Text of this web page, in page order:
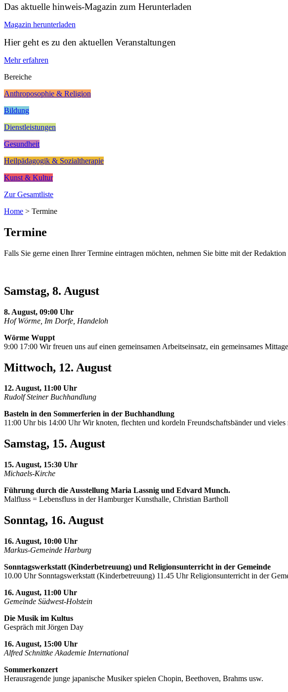
Das aktuelle hinweis-Magazin zum Herunterladen
Magazin herunterladen
Hier geht es zu den aktuellen Veranstaltungen
Mehr erfahren
Bereiche
Anthroposophie & Religion
Bildung
Dienstleistungen
Gesundheit
Heilpädagogik & Sozialtherapie
Kunst & Kultur
Zur Gesamtliste
Home > Termine
Termine
Falls Sie gerne einen Ihrer Termine eintragen möchten, nehmen Sie bitte mit der
Samstag, 8. August
8. August, 09:00 Uhr
Hof Wörme, Im Dorfe, Handeloh
Wörme Wuppt
9:00 17:00 Wir freuen uns auf einen gemeinsamen Arbeitseinsatz, ein gemeinsames
Mittwoch, 12. August
12. August, 11:00 Uhr
Rudolf Steiner Buchhandlung
Basteln in den Sommerferien in der Buchhandlung
11:00 Uhr bis 14:00 Uhr Wir knoten, flechten und kordeln Freundschaftsbänder und
Samstag, 15. August
15. August, 15:30 Uhr
Michaels-Kirche
Führung durch die Ausstellung Maria Lassnig und Edvard Munch.
Malfluss = Lebensfluss in der Hamburger Kunsthalle, Christian Bartholl
Sonntag, 16. August
16. August, 10:00 Uhr
Markus-Gemeinde Harburg
Sonntagswerkstatt (Kinderbetreuung) und Religionsunterricht in der Gemeinde
10.00 Uhr Sonntagswerkstatt (Kinderbetreuung) 11.45 Uhr Religionsunterricht in der
16. August, 11:00 Uhr
Gemeinde Südwest-Holstein
Die Musik im Kultus
Gespräch mit Jörgen Day
16. August, 15:00 Uhr
Alfred Schnittke Akademie International
Sommerkonzert
Herausragende junge japanische Musiker spielen Chopin, Beethoven, Brahms usw.